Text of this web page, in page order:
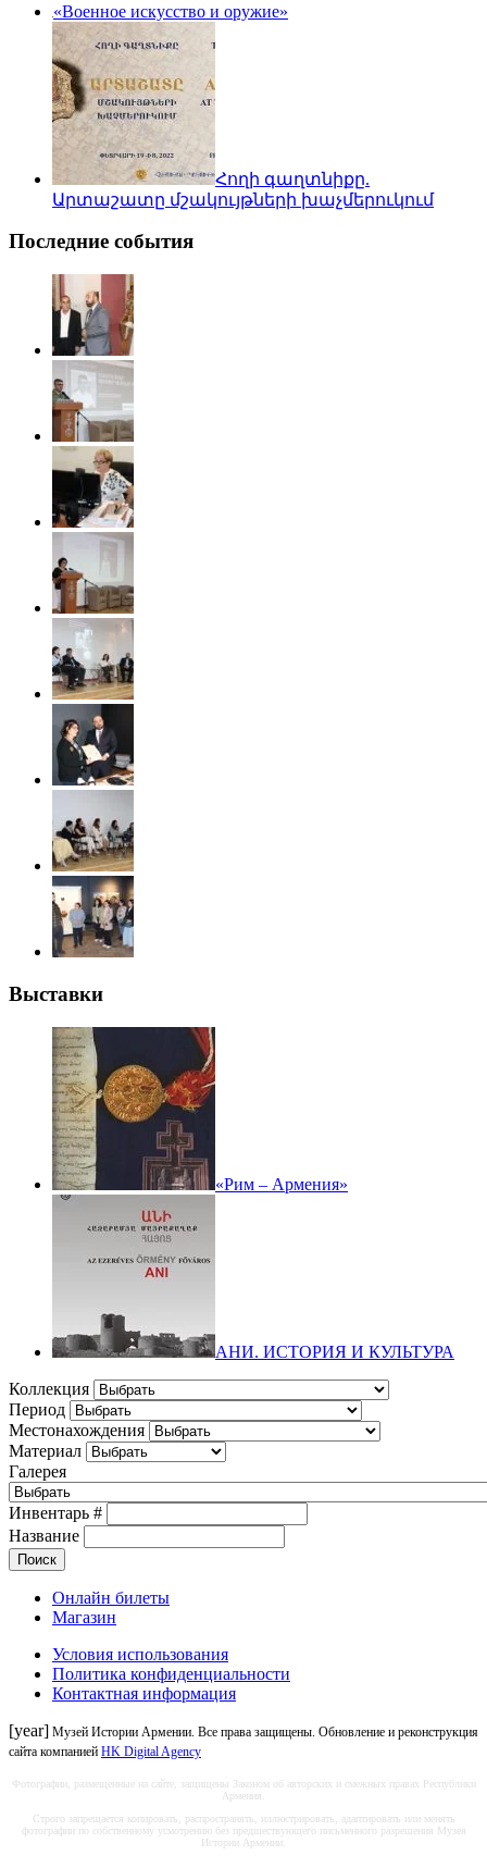
«Военное искусство и оружие»
Հողի գաղտնիքը.
Արտաշատը մշակույթների խաչմերուկում
Последние события
Выставки
«Рим – Армения»
АНИ. ИСТОРИЯ И КУЛЬТУРА
Коллекция
Период
Местонахождения
Материал
Галерея
Инвентарь #
Название
Онлайн билеты
Магазин
Условия использования
Политика конфиденциальности
Контактная информация
[year] Музей Истории Армении. Все права защищены. Обновление и реконструкция
сайта компанией HK Digital Agency
Фотографии, размещенные на сайте, защищены Законом об авторских и смежных правах Республики
Армения.
Строго запрещается копировать, распространять, иллюстрировать, адаптировать или менять
фотографии по собственному усмотрению без предшествующего письменного разрешения Музея
Истории Армении.